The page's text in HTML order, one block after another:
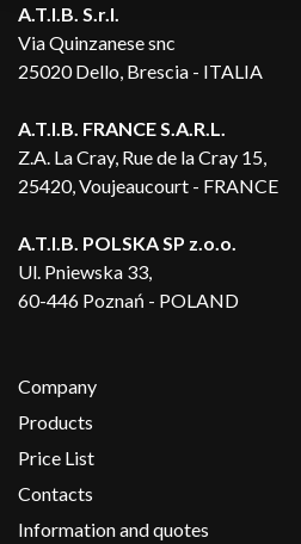
A.T.I.B. S.r.l.
Via Quinzanese snc
25020 Dello, Brescia - ITALIA
A.T.I.B. FRANCE S.A.R.L.
Z.A. La Cray, Rue de la Cray 15,
25420, Voujeaucourt - FRANCE
A.T.I.B. POLSKA SP z.o.o.
Ul. Pniewska 33,
60-446 Poznań - POLAND
Company
Products
Price List
Contacts
Information and quotes